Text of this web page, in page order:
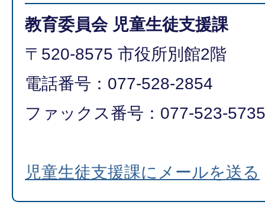
教育委員会 児童生徒支援課
〒520-8575 市役所別館2階
電話番号：077-528-2854
ファックス番号：077-523-5735
児童生徒支援課にメールを送る